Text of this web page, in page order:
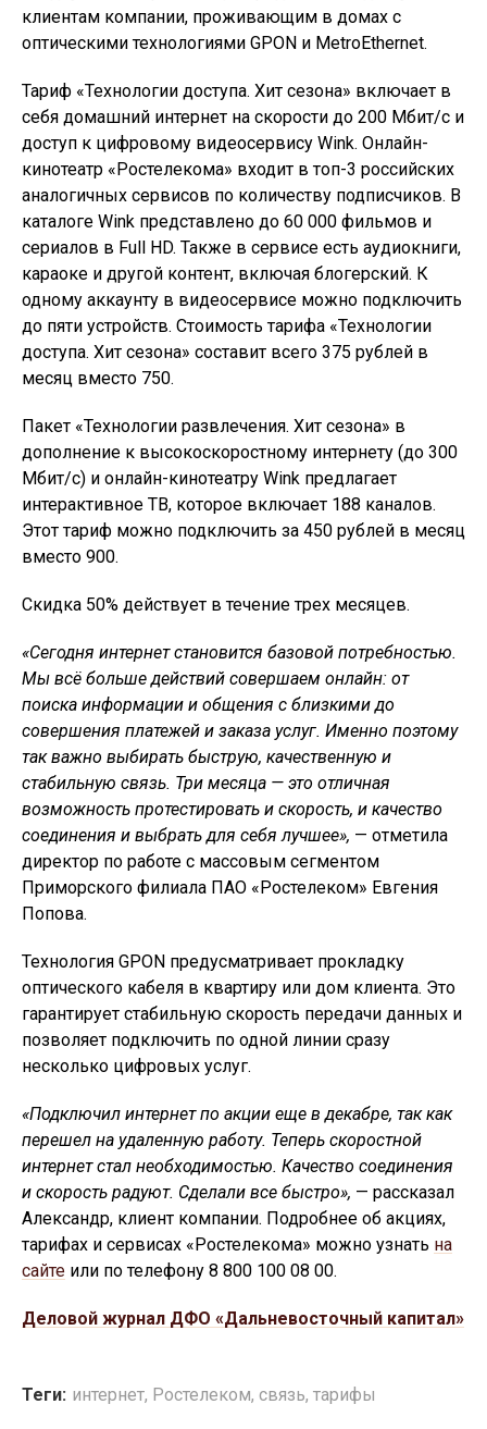
клиентам компании, проживающим в домах с
оптическими технологиями GPON и MetroEthernet.
Тариф «Технологии доступа. Хит сезона» включает в
себя домашний интернет на скорости до 200 Мбит/с и
доступ к цифровому видеосервису Wink. Онлайн-
кинотеатр «Ростелекома» входит в топ-3 российских
аналогичных сервисов по количеству подписчиков. В
каталоге Wink представлено до 60 000 фильмов и
сериалов в Full HD. Также в сервисе есть аудиокниги,
караоке и другой контент, включая блогерский. К
одному аккаунту в видеосервисе можно подключить
до пяти устройств. Стоимость тарифа «Технологии
доступа. Хит сезона» составит всего 375 рублей в
месяц вместо 750.
Пакет «Технологии развлечения. Хит сезона» в
дополнение к высокоскоростному интернету (до 300
Мбит/с) и онлайн-кинотеатру Wink предлагает
интерактивное ТВ, которое включает 188 каналов.
Этот тариф можно подключить за 450 рублей в месяц
вместо 900.
Скидка 50% действует в течение трех месяцев.
«Сегодня интернет становится базовой потребностью.
Мы всё больше действий совершаем онлайн: от
поиска информации и общения с близкими до
совершения платежей и заказа услуг. Именно поэтому
так важно выбирать быструю, качественную и
стабильную связь. Три месяца — это отличная
возможность протестировать и скорость, и качество
соединения и выбрать для себя лучшее», — отметила
директор по работе с массовым сегментом
Приморского филиала ПАО «Ростелеком» Евгения
Попова.
Технология GPON предусматривает прокладку
оптического кабеля в квартиру или дом клиента. Это
гарантирует стабильную скорость передачи данных и
позволяет подключить по одной линии сразу
несколько цифровых услуг.
«Подключил интернет по акции еще в декабре, так как
перешел на удаленную работу. Теперь скоростной
интернет стал необходимостью. Качество соединения
и скорость радуют. Сделали все быстро», — рассказал
Александр, клиент компании. Подробнее об акциях,
тарифах и сервисах «Ростелекома» можно узнать на
сайте или по телефону 8 800 100 08 00.
Деловой журнал ДФО «Дальневосточный капитал»
Теги: интернет, Ростелеком, связь, тарифы